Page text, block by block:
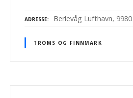
ADRESSE Berlevåg Lufthavn,
TROMS OG FINNMARK